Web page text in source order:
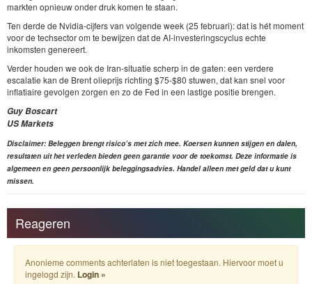
markten opnieuw onder druk komen te staan.
Ten derde de Nvidia-cijfers van volgende week (25 februari): dat is hét moment
voor de techsector om te bewijzen dat de AI-investeringscyclus echte
inkomsten genereert.
Verder houden we ook de Iran-situatie scherp in de gaten: een verdere
escalatie kan de Brent olieprijs richting $75-$80 stuwen, dat kan snel voor
inflatiaire gevolgen zorgen en zo de Fed in een lastige positie brengen.
Guy Boscart
US Markets
Disclaimer: Beleggen brengt risico’s met zich mee. Koersen kunnen stijgen en dalen,
resultaten uit het verleden bieden geen garantie voor de toekomst. Deze informatie is
algemeen en geen persoonlijk beleggingsadvies. Handel alleen met geld dat u kunt
missen.
Reageren
Anonieme comments achterlaten is niet toegestaan. Hiervoor moet u
ingelogd zijn. Login »